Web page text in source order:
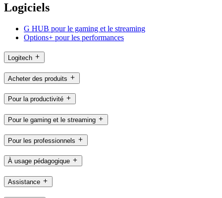
Logiciels
G HUB pour le gaming et le streaming
Options+ pour les performances
Logitech
Acheter des produits
Pour la productivité
Pour le gaming et le streaming
Pour les professionnels
À usage pédagogique
Assistance